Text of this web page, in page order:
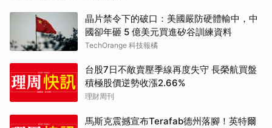
晶片禁令下的破口：美國嚴防硬體輸中，中
國卻年砸 5 億美元買進矽谷訓練資料
TechOrange 科技報橘
台股7日不敵賣壓季線再度失守 長榮航買盤
積極股價逆勢收漲2.66%
理財周刊
馬斯克震撼宣布Terafab德州落腳！英特爾